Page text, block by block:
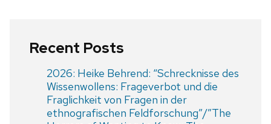
Recent Posts
2026: Heike Behrend: “Schrecknisse des
Wissenwollens: Frageverbot und die
Fraglichkeit von Fragen in der
ethnografischen Feldforschung”/”The